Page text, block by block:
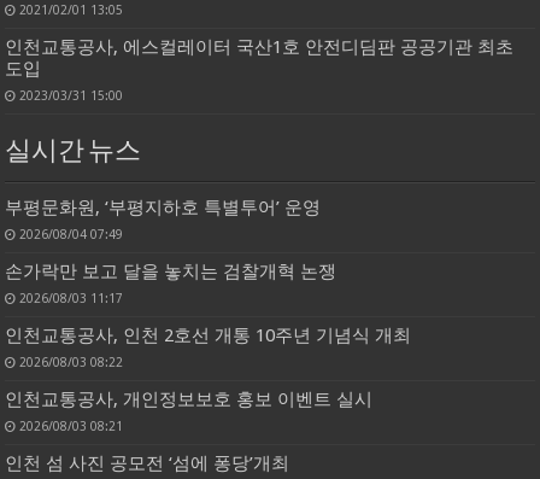
2021/02/01 13:05
인천교통공사, 에스컬레이터 국산1호 안전디딤판 공공기관 최초
도입
2023/03/31 15:00
실시간 뉴스
부평문화원, ‘부평지하호 특별투어’ 운영
2026/08/04 07:49
손가락만 보고 달을 놓치는 검찰개혁 논쟁
2026/08/03 11:17
인천교통공사, 인천 2호선 개통 10주년 기념식 개최
2026/08/03 08:22
인천교통공사, 개인정보보호 홍보 이벤트 실시
2026/08/03 08:21
인천 섬 사진 공모전 ‘섬에 퐁당’개최